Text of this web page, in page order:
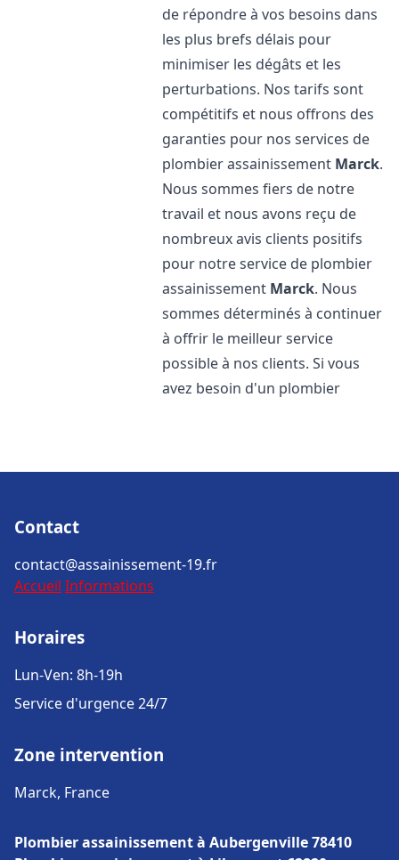
de répondre à vos besoins dans
les plus brefs délais pour
minimiser les dégâts et les
perturbations. Nos tarifs sont
compétitifs et nous offrons des
garanties pour nos services de
plombier assainissement Marck.
Nous sommes fiers de notre
travail et nous avons reçu de
nombreux avis clients positifs
pour notre service de plombier
assainissement Marck. Nous
sommes déterminés à continuer
à offrir le meilleur service
possible à nos clients. Si vous
avez besoin d'un plombier
Contact
contact@assainissement-19.fr
Accueil Informations
Horaires
Lun-Ven: 8h-19h
Service d'urgence 24/7
Zone intervention
Marck, France
Plombier assainissement à Aubergenville 78410